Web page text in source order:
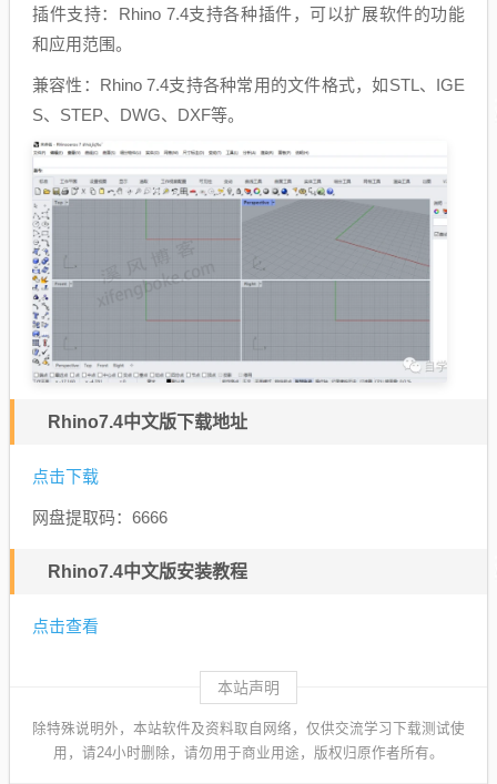
插件支持：Rhino 7.4支持各种插件，可以扩展软件的功能
和应用范围。
兼容性：Rhino 7.4支持各种常用的文件格式，如STL、IGE
S、STEP、DWG、DXF等。
Rhino7.4中文版下载地址
点击下载
网盘提取码：6666
Rhino7.4中文版安装教程
点击查看
本站声明
除特殊说明外，本站软件及资料取自网络，仅供交流学习下载测试使
用，请24小时删除，请勿用于商业用途，版权归原作者所有。